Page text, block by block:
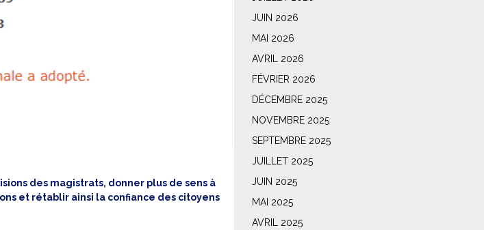
des magistrats, donner plus de sens à
et rétablir ainsi la confiance des citoyens
JUIN 2026
MAI 2026
AVRIL 2026
FÉVRIER 2026
DÉCEMBRE 2025
NOVEMBRE 2025
SEPTEMBRE 2025
JUILLET 2025
JUIN 2025
MAI 2025
AVRIL 2025